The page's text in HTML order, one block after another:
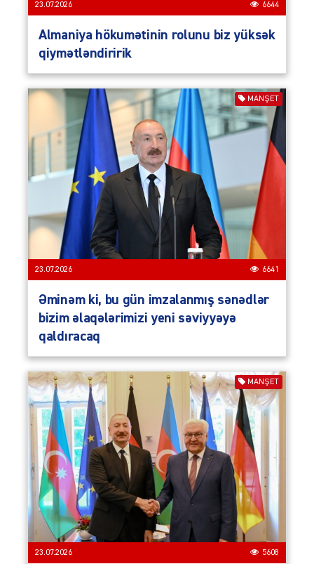
23.07.2026 6644
Almaniya hökumətinin rolunu biz yüksək
qiymətləndiririk
MANŞET
23.07.2026 6641
Əminəm ki, bu gün imzalanmış sənədlər
bizim əlaqələrimizi yeni səviyyəyə
qaldıracaq
MANŞET
23.07.2026 5608